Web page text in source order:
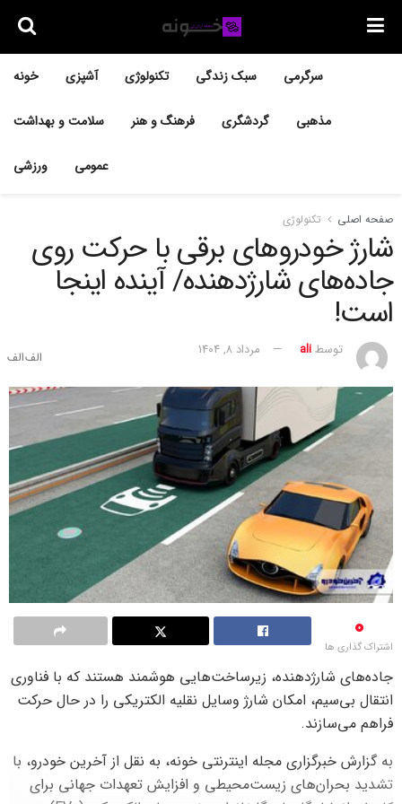
خونه آشپزی تکنولوژی سبک زندگی سرگرمی
سلامت و بهداشت فرهنگ و هنر گردشگری مذهبی
ورزشی عمومی
صفحه اصلی تکنولوژی
شارژ خودروهای برقی با حرکت روی
جاده‌های شارژدهنده/ آینده‌ اینجا
است!
توسطali مرداد ۸, ۱۴۰۴
0
اشتراک گذاری ها
جاده‌های شارژدهنده، زیرساخت‌هایی هوشمند هستند که با فناوری‌
انتقال بی‌سیم، امکان شارژ وسایل نقلیه الکتریکی را در حال حرکت
فراهم می‌سازند.
به گزارش خبرگزاری مجله اینترنتی خونه، به نقل از آخرین خودرو، با
تشدید بحران‌های زیست‌محیطی و افزایش تعهدات جهانی برای